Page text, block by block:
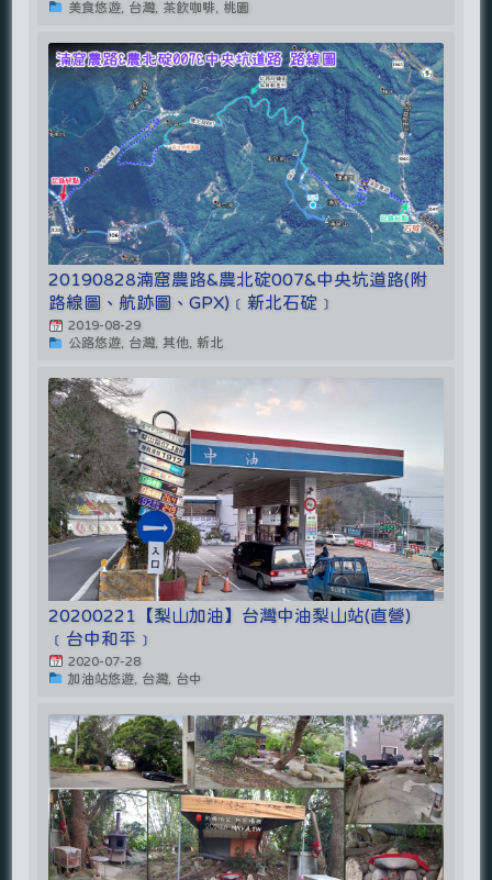
美食悠遊, 台灣, 茶飲咖啡, 桃園
20190828湳窟農路&農北碇007&中央坑道路(附
路線圖、航跡圖、GPX)﹝新北石碇﹞
2019-08-29
公路悠遊, 台灣, 其他, 新北
20200221【梨山加油】台灣中油梨山站(直營)
﹝台中和平﹞
2020-07-28
加油站悠遊, 台灣, 台中